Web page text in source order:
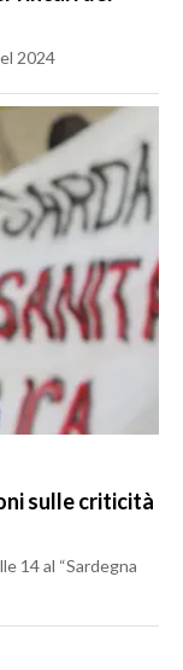
2024
sulle criticità
14 al “Sardegna